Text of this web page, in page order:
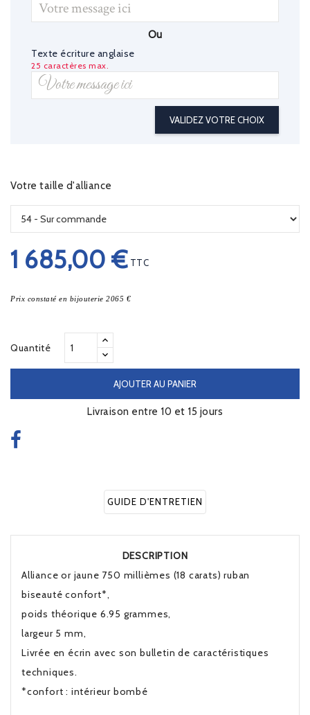
Ou
Texte écriture anglaise
25 caractères max.
VALIDEZ VOTRE CHOIX
Votre taille d'alliance
1 685,00 € TTC
Prix constaté en bijouterie 2065 €
Quantité
AJOUTER AU PANIER
Livraison entre 10 et 15 jours
GUIDE D'ENTRETIEN
DESCRIPTION
Alliance or jaune 750 millièmes (18 carats) ruban
biseauté confort*,
poids théorique 6.95 grammes,
largeur 5 mm,
Livrée en écrin avec son bulletin de caractéristiques
techniques.
*confort : intérieur bombé